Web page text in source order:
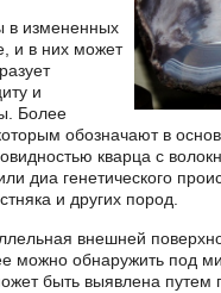
в измененных
и в них может
и
Более
обозначают в
кварца с
диа генетического
и других пород.
внешней
можно обнаружить под
быть выявлена путем